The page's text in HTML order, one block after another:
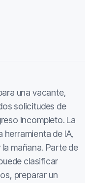
una vacante,
solicitudes de
incompleto. La
de IA,
mañana. Parte de
clasificar
preparar un